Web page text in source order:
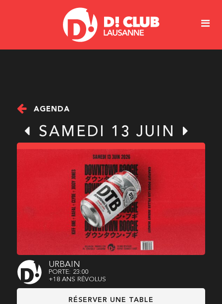
AGENDA
SAMEDI 13 JUIN
URBAIN
PORTE: 23:00
+18 ANS RÉVOLUS
RÉSERVER UNE TABLE